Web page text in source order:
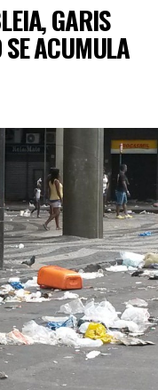
GARIS
SE ACUMULA